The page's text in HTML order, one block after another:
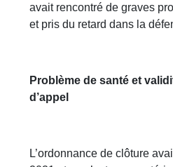
avait rencontré de graves
et pris du retard dans la
Problème de santé et
d’appel
L’ordonnance de clôture